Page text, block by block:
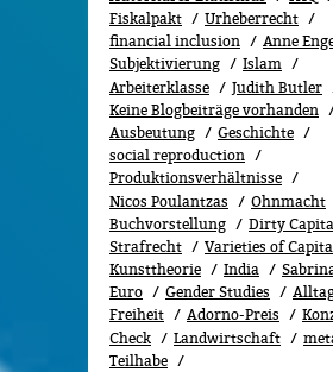
Fiskalpakt
Urheberrecht
financial inclusion
Anne
Subjektivierung
Islam
Arbeiterklasse
Judith Butler
Keine Blogbeiträge vorhanden
Ausbeutung
Geschichte
social reproduction
Produktionsverhältnisse
Nicos Poulantzas
Ohnmacht
Buchvorstellung
Dirty
Strafrecht
Varieties of
Kunsttheorie
India
Euro
Gender Studies
Freiheit
Adorno-Preis
Check
Landwirtschaft
Teilhabe